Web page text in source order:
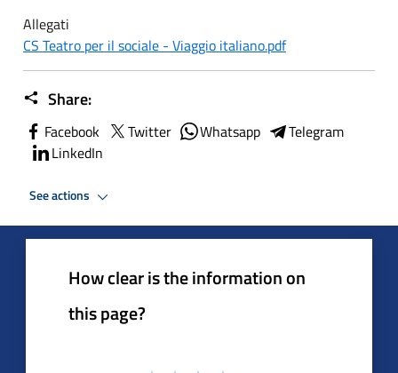
Allegati
CS Teatro per il sociale - Viaggio italiano.pdf
Share:
Facebook Twitter Whatsapp
Telegram
LinkedIn
See actions
How clear is the information on
this page?